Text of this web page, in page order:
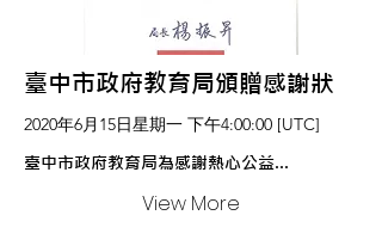
臺中市政府教育局頒贈感謝狀
2020年6月15日星期一 下午4:00:00 [UTC]
臺中市政府教育局為感謝熱心公益...
View More